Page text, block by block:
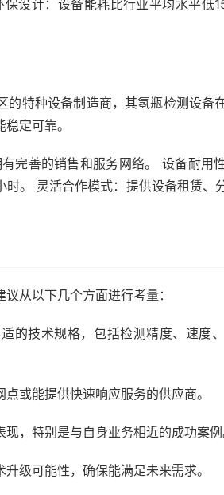
设计：设备能耗比行业平均水平低
的特种设备制造商，其氢瓶检测设备
定可靠。
完善的销售和服务网络。 设备耐用
。 灵活合作模式：提供设备租赁、
从以下几个方面进行考量：
的技术规格，包括检测精度、速度
或能提供快速响应服务的供应商。
，特别是与自身业务相近的成功案例
级可能性，确保能满足未来需求。